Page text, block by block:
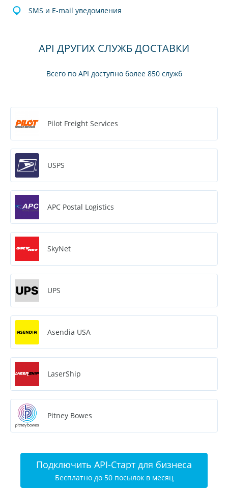
SMS и E-mail уведомления
API ДРУГИХ СЛУЖБ ДОСТАВКИ
Всего по API доступно более 850 служб
Pilot Freight Services
USPS
APC Postal Logistics
SkyNet
UPS
Asendia USA
LaserShip
Pitney Bowes
Подключить API-Старт для бизнеса
Бесплатно до 50 посылок в месяц